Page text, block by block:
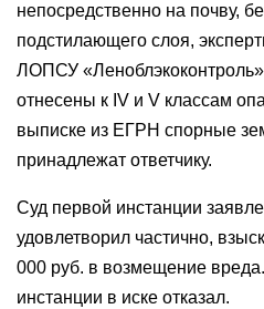
непосредственно на почву,
подстилающего слоя,
ЛОПСУ
отнесены к IV и V классам
выписке из ЕГРН спорные
принадлежат ответчику.
Суд первой инстанции
удовлетворил частично,
000 руб. в возмещение
инстанции в иске отказал.